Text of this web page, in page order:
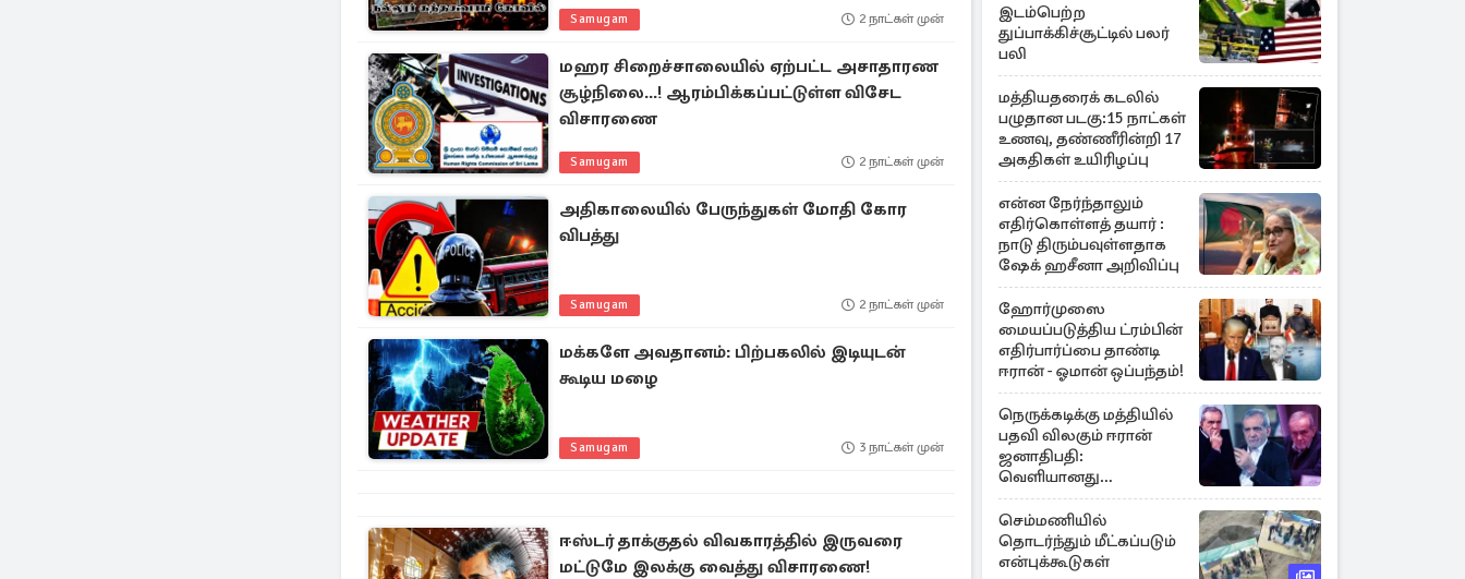
Samugam 2 நாட்கள் முன்
மஹர சிறைச்சாலையில் ஏற்பட்ட அசாதாரண
சூழ்நிலை...! ஆரம்பிக்கப்பட்டுள்ள விசேட
விசாரணை
Samugam 2 நாட்கள் முன்
அதிகாலையில் பேருந்துகள் மோதி கோர
விபத்து
Samugam 2 நாட்கள் முன்
மக்களே அவதானம்: பிற்பகலில் இடியுடன்
கூடிய மழை
Samugam 3 நாட்கள் முன்
ஈஸ்டர் தாக்குதல் விவகாரத்தில் இருவரை
மட்டுமே இலக்கு வைத்து விசாரணை!
இடம்பெற்ற
துப்பாக்கிச்சூட்டில் பலர்
பலி
மத்தியதரைக் கடலில்
பழுதான படகு:15 நாட்கள்
உணவு, தண்ணீரின்றி 17
அகதிகள் உயிரிழப்பு
என்ன நேர்ந்தாலும்
எதிர்கொள்ளத் தயார் :
நாடு திரும்பவுள்ளதாக
ஷேக் ஹசீனா அறிவிப்பு
ஹோர்முஸை
மையப்படுத்திய ட்ரம்பின்
எதிர்பார்ப்பை தாண்டி
ஈரான் - ஓமான் ஒப்பந்தம்!
நெருக்கடிக்கு மத்தியில்
பதவி விலகும் ஈரான்
ஜனாதிபதி:
வெளியானது
சர்ச்சையின் உண்மை
நிலை
செம்மணியில்
தொடர்ந்தும் மீட்கப்படும்
என்புக்கூடுகள்